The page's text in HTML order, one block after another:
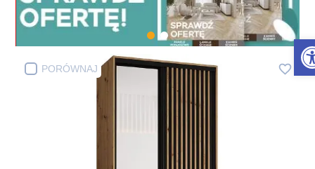
PORÓWNAJ